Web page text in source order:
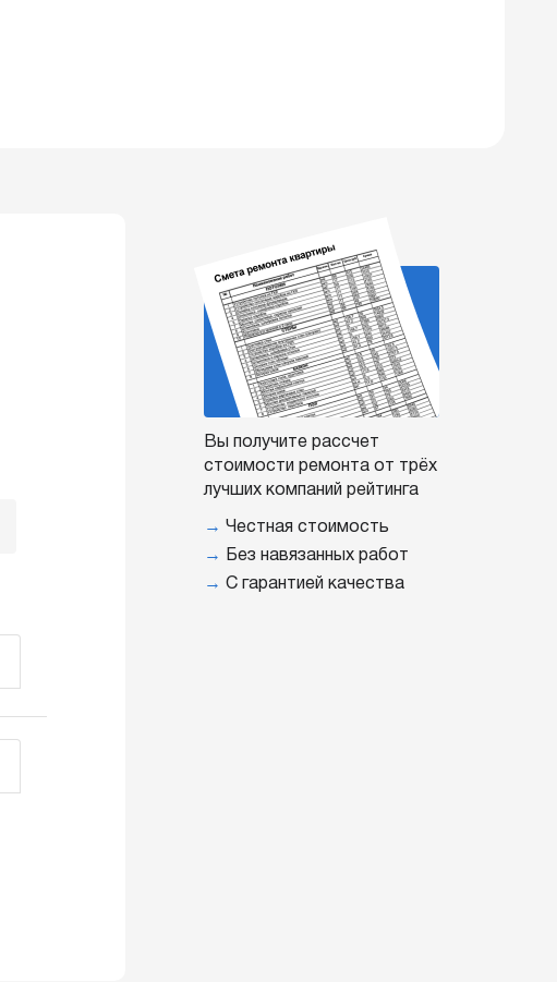
Вы получите рассчет
стоимости ремонта от трёх
лучших компаний рейтинга
→ Честная стоимость
→
Без навязанных работ
→ С гарантией качества